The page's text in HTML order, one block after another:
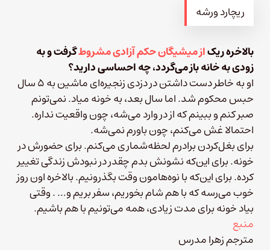
ریچارد ورشه
بالاخره ریکاز میشیگان حکم آزادی مشروطگرفت و به
زودی به خانه باز می‌گردد، چه احساسی دارید؟
او به خاطر دست داشتن در دزدی زنجیره‌ای ماشین به ۵ سال
حبس محکوم شد. اما سال بعد، به خونه میاد. نمی‌تونم
صبر کنم و ببینم که از در وارد می‌شه، چون واقعیت نداره.
احتمالا غش می‌کنم، چون باورم نمی‌شه.
برای بغل‌کردن برادرم لحظه‌شماری می‌کنم. برای حضورش در
خونه. برای این‌که نشونش بدم چقدر در نبودش زندگی تغییر
کرده. برای این‌که با نوه‌هامون وقت بگذرونیم. بالاخره اون روز
خوب می‌رسه که با هم شام بخوریم، سفر بریم و… . وقتی
بیاد خونه برای مدت زیادی، همه می‌تونیم با هم باشیم.
منبع
مترجم زهرا مدرس